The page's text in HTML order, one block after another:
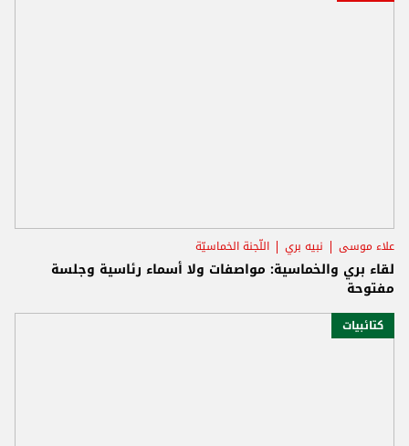
علاء موسى نبيه بري اللّجنة الخماسيّة
لقاء بري والخماسية: مواصفات ولا أسماء رئاسية وجلسة
مفتوحة
كتائبيات